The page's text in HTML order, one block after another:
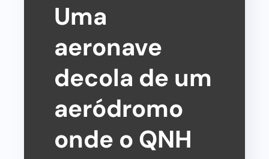
Uma
aeronave
decola de um
aeródromo
onde o QNH